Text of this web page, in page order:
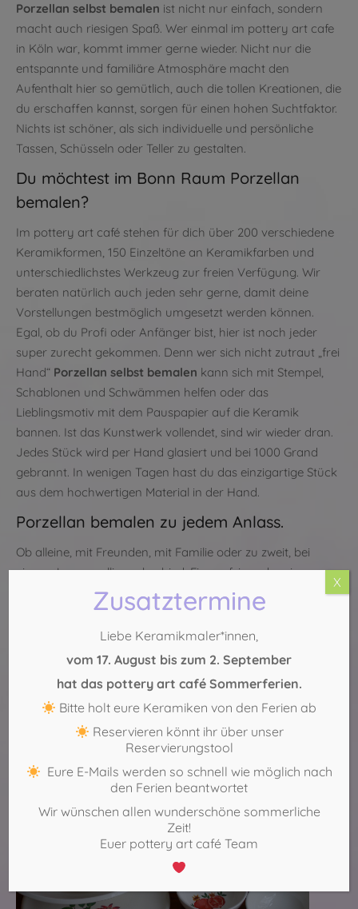
Porzellan selbst bemalen ist nicht nur einfach, sondern
macht auch riesigen Spaß. Wer einmal im pottery art cafe
in Köln war, kommt immer gerne wieder. Nicht nur die
entspannte und familiäre Atmosphäre macht den
Aufenthalt hier so gemütlich, auch die tollen Kreationen, die
du erschaffen kannst, sorgen für einen hohen Suchtfaktor.
Nichts ist schöner, als sich individuelle und persönliche
Tassen, Schüsseln oder Teller zu gestalten.
Du möchtest im Bonn Raum Porzellan
bemalen?
Im pottery art café stehen für dich über 200 verschiedene
Keramikformen, 150 Einzeltöne an Keramikfarben und
unterschiedlichstes Werkzeug zur freien Verfügung. Wir
beraten natürlich auch jeden sehr gerne, damit deine
Vorstellungen bestmöglich umgesetzt werden können.
Egal, ob du Profi oder Anfänger bist, hier ist noch jeder
super zurecht gekommen. Denn wer sich nicht zutraut „frei
Hand“ Porzellan selbst bemalen kann sich mit Stempel,
Schablonen und Schwämmen helfen oder das
Lieblingsmotiv mit dem Pauspapier auf die Keramik
bannen. Ist das Kunstwerk vollendet, sind wir wieder dran.
Jedes Stück wird per Hand glasiert und bei 1000 Grand
gebrannt. In wenigen Tagen hast du das einzigartige Stück
aus dem hochwertigen Material in der Hand.
Porzellan bemalen zu jedem Anlass.
Ob alleine, mit Freunden, mit Familie oder zu zweit, bei
einem Junggesellinenabschied, Firmenfeier oder einem
Geburtstag, ob als Geschenk oder einfach mal so für sich
Porzellan selbst bemalen macht immer
entspannt, glücklich und nachher auch sehr stolz!
Probiere es selbst!
Jetzt freie Zeiten anfragen
Köln-Sülz:0221 – 29 888 554
Köln-Mitte:0221 – 271 75 69
Zusatztermine
Liebe Keramikmaler*innen,
vom 17. August bis zum 2. September
hat das pottery art café Sommerferien.
Bitte holt eure Keramiken von den Ferien ab
Reservieren könnt ihr über unser
Reservierungstool
Eure E-Mails werden so schnell wie möglich nach
den Ferien beantwortet
Wir wünschen allen wunderschöne sommerliche
Zeit!
Euer pottery art café Team
X